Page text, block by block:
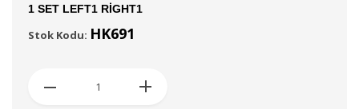
1 SET LEFT1 RİGHT1
Stok Kodu: HK691